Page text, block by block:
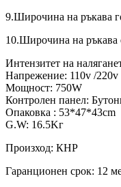
9.Широчина на ръкава
10.Широчина на ръкава
Интензитет на
Напрежение: 110v /220v
Мощност: 750W
Контролен панел:
Опаковка : 53*47*43cm
G.W: 16.5Kг
Произход: КНР
Гаранционен срок: 12